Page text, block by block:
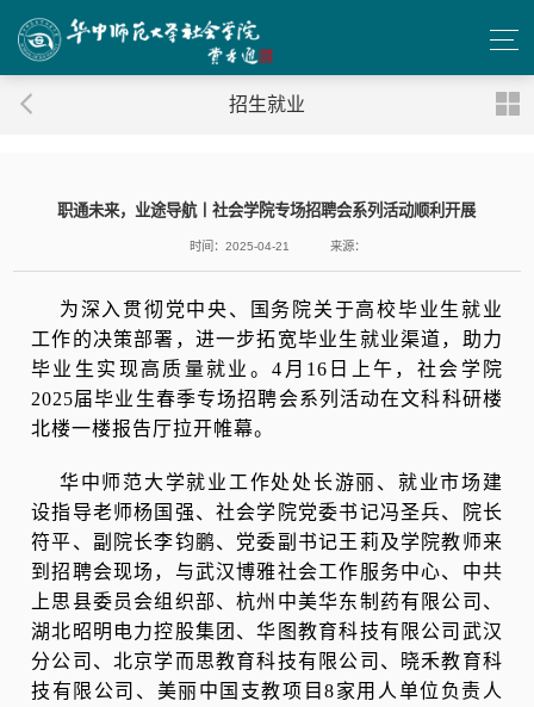
招生就业
职通未来，业途导航丨社会学院专场招聘会系列活动顺利开展
时间：2025-04-21 来源：
为深入贯彻党中央、国务院关于高校毕业生就业
工作的决策部署，进一步拓宽毕业生就业渠道，助力
毕业生实现高质量就业。4月16日上午，社会学院
2025届毕业生春季专场招聘会系列活动在文科科研楼
北楼一楼报告厅拉开帷幕。
华中师范大学就业工作处处长游丽、就业市场建
设指导老师杨国强、社会学院党委书记冯圣兵、院长
符平、副院长李钧鹏、党委副书记王莉及学院教师来
到招聘会现场，与武汉博雅社会工作服务中心、中共
上思县委员会组织部、杭州中美华东制药有限公司、
湖北昭明电力控股集团、华图教育科技有限公司武汉
分公司、北京学而思教育科技有限公司、晓禾教育科
技有限公司、美丽中国支教项目8家用人单位负责人